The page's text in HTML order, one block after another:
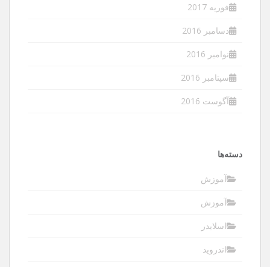
فوریه 2017
دسامبر 2016
نوامبر 2016
سپتامبر 2016
آگوست 2016
دسته‌ها
آموزش
آموزش
اسلایدر
اندروید